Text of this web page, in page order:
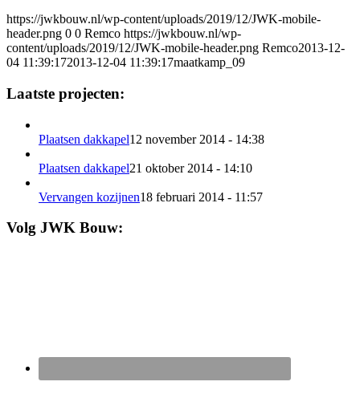
https://jwkbouw.nl/wp-content/uploads/2019/12/JWK-mobile-
header.png 0 0 Remco https://jwkbouw.nl/wp-
content/uploads/2019/12/JWK-mobile-header.png Remco2013-12-
04 11:39:172013-12-04 11:39:17maatkamp_09
Laatste projecten:
Plaatsen dakkapel12 november 2014 - 14:38
Plaatsen dakkapel21 oktober 2014 - 14:10
Vervangen kozijnen18 februari 2014 - 11:57
Volg JWK Bouw: